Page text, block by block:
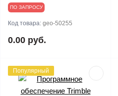
ПО ЗАПРОСУ
Код товара: geo-50255
0.00 руб.
Популярный